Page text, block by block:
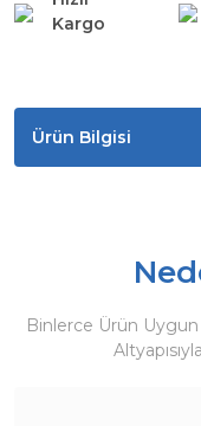
Kargo
Ürün Bilgisi
Binlerce Ürün
Altyapısıyla